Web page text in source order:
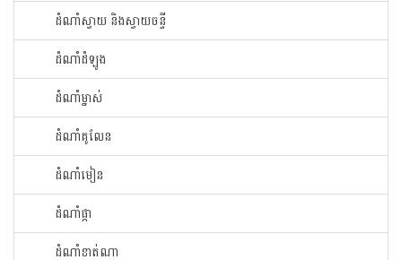
ដំណាំ​ស្វាយ​ និងស្វាយចន្ទី
ដំណាំ​ដំឡូង​
ដំណាំ​ម្នាស់​
ដំណាំ​គូលែន​
ដំណាំ​មៀន​
ដំណាំ​ផ្កា​
ដំណាំ​ខាត់ណា